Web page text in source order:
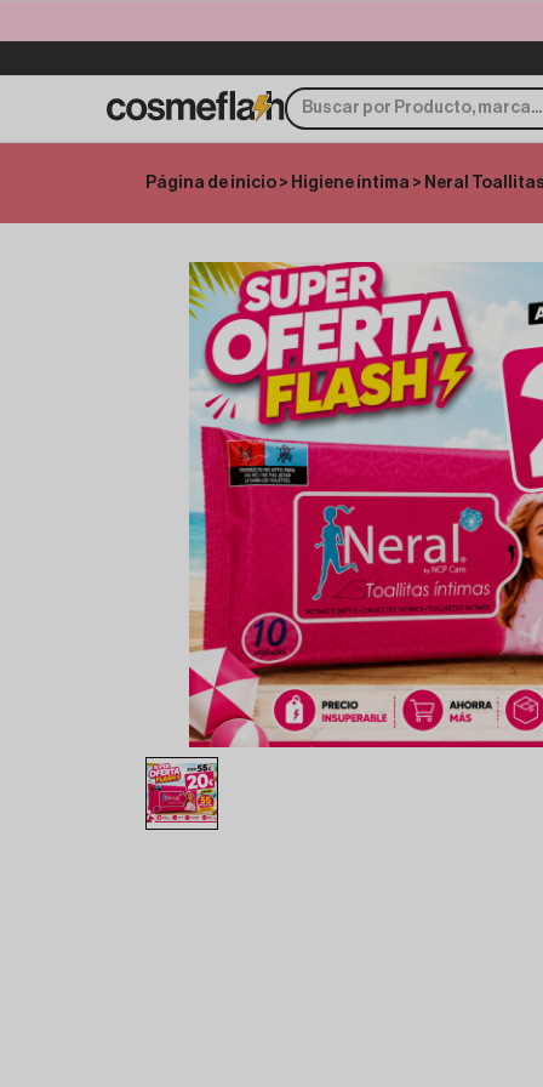
Página de inicio > Higiene íntima > Neral